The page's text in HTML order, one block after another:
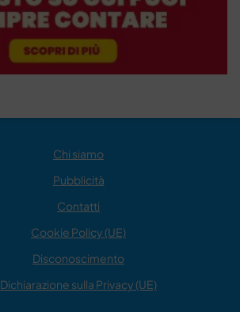
Chi siamo
Pubblicità
Contatti
Cookie Policy (UE)
Disconoscimento
Dichiarazione sulla Privacy (UE)